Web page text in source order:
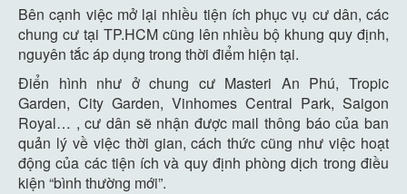
Bên cạnh việc mở lại nhiều tiện ích phục vụ cư dân, các
chung cư tại TP.HCM cũng lên nhiều bộ khung quy định,
nguyên tắc áp dụng trong thời điểm hiện tại.
Điển hình như ở chung cư Masteri An Phú, Tropic
Garden, City Garden, Vinhomes Central Park, Saigon
Royal… , cư dân sẽ nhận được mail thông báo của ban
quản lý về việc thời gian, cách thức cũng như việc hoạt
động của các tiện ích và quy định phòng dịch trong điều
kiện “bình thường mới”.